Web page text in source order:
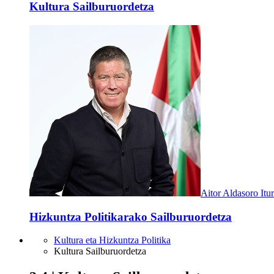
Kultura Sailburuordetza
Aitor Aldasoro
Hizkuntza Politikarako Sailburuordetza
Kultura eta Hizkuntza Politika
Kultura Sailburuordetza